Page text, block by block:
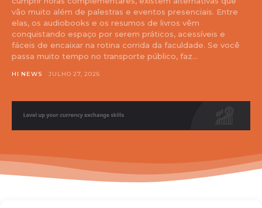
vão muito além de palestras e eventos presenciais. Entre
elas, os audiobooks e os resumos de livros vêm
conquistando espaço por serem práticos, acessíveis e
fáceis de encaixar na rotina corrida da faculdade. Se você
passa muito tempo no transporte público, faz...
HI NEWS JULHO 27, 2026